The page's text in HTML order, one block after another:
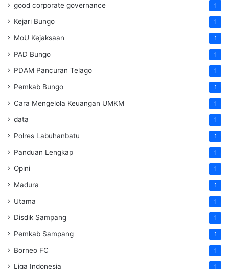
good corporate governance 1
Kejari Bungo 1
MoU Kejaksaan 1
PAD Bungo 1
PDAM Pancuran Telago 1
Pemkab Bungo 1
Cara Mengelola Keuangan UMKM 1
data 1
Polres Labuhanbatu 1
Panduan Lengkap 1
Opini 1
Madura 1
Utama 1
Disdik Sampang 1
Pemkab Sampang 1
Borneo FC 1
Liga Indonesia 1